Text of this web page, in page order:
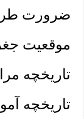
ضرورت
موقعیت
تاریخچه
تاریخچه